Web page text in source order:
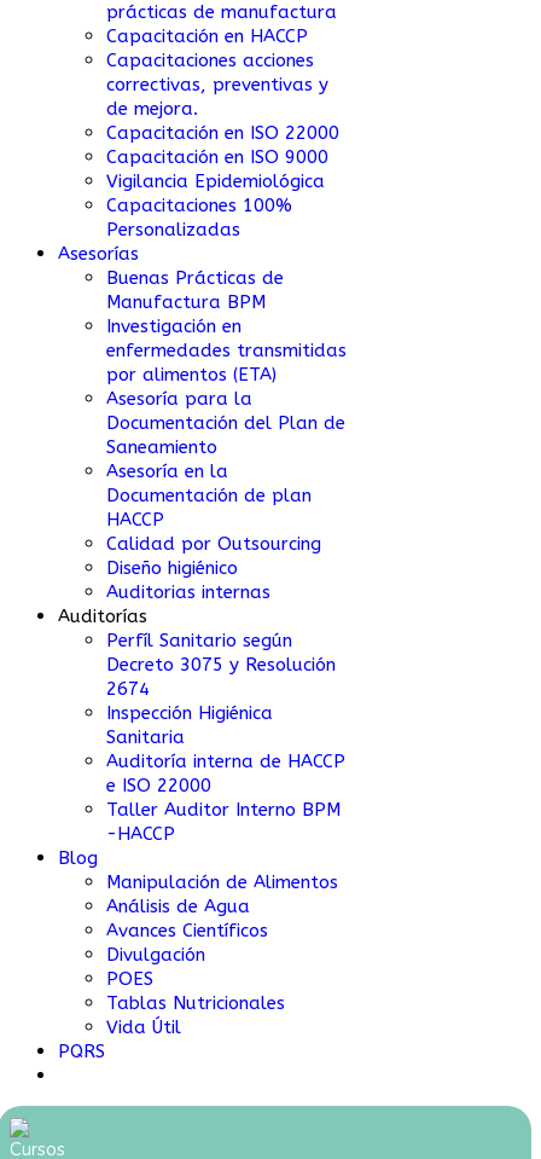
prácticas de manufactura
Capacitación en HACCP
Capacitaciones acciones
correctivas, preventivas y
de mejora.
Capacitación en ISO 22000
Capacitación en ISO 9000
Vigilancia Epidemiológica
Capacitaciones 100%
Personalizadas
Asesorías
Buenas Prácticas de
Manufactura BPM
Investigación en
enfermedades transmitidas
por alimentos (ETA)
Asesoría para la
Documentación del Plan de
Saneamiento
Asesoría en la
Documentación de plan
HACCP
Calidad por Outsourcing
Diseño higiénico
Auditorias internas
Auditorías
Perfíl Sanitario según
Decreto 3075 y Resolución
2674
Inspección Higiénica
Sanitaria
Auditoría interna de HACCP
e ISO 22000
Taller Auditor Interno BPM
-HACCP
Blog
Manipulación de Alimentos
Análisis de Agua
Avances Científicos
Divulgación
POES
Tablas Nutricionales
Vida Útil
PQRS